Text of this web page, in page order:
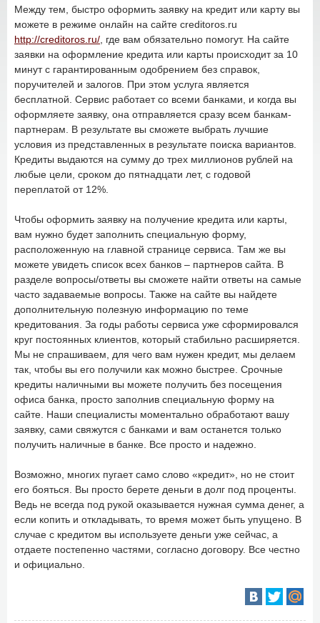
Между тем, быстро оформить заявку на кредит или карту вы
можете в режиме онлайн на сайте creditoros.ru
http://creditoros.ru/ , где вам обязательно помогут. На сайте
заявки на оформление кредита или карты происходит за 10
минут с гарантированным одобрением без справок,
поручителей и залогов. При этом услуга является
бесплатной. Сервис работает со всеми банками, и когда вы
оформляете заявку, она отправляется сразу всем банкам-
партнерам. В результате вы сможете выбрать лучшие
условия из представленных в результате поиска вариантов.
Кредиты выдаются на сумму до трех миллионов рублей на
любые цели, сроком до пятнадцати лет, с годовой
переплатой от 12%.
Чтобы оформить заявку на получение кредита или карты,
вам нужно будет заполнить специальную форму,
расположенную на главной странице сервиса. Там же вы
можете увидеть список всех банков – партнеров сайта. В
разделе вопросы/ответы вы сможете найти ответы на самые
часто задаваемые вопросы. Также на сайте вы найдете
дополнительную полезную информацию по теме
кредитования. За годы работы сервиса уже сформировался
круг постоянных клиентов, который стабильно расширяется.
Мы не спрашиваем, для чего вам нужен кредит, мы делаем
так, чтобы вы его получили как можно быстрее. Срочные
кредиты наличными вы можете получить без посещения
офиса банка, просто заполнив специальную форму на
сайте. Наши специалисты моментально обработают вашу
заявку, сами свяжутся с банками и вам останется только
получить наличные в банке. Все просто и надежно.
Возможно, многих пугает само слово «кредит», но не стоит
его бояться. Вы просто берете деньги в долг под проценты.
Ведь не всегда под рукой оказывается нужная сумма денег, а
если копить и откладывать, то время может быть упущено. В
случае с кредитом вы используете деньги уже сейчас, а
отдаете постепенно частями, согласно договору. Все честно
и официально.